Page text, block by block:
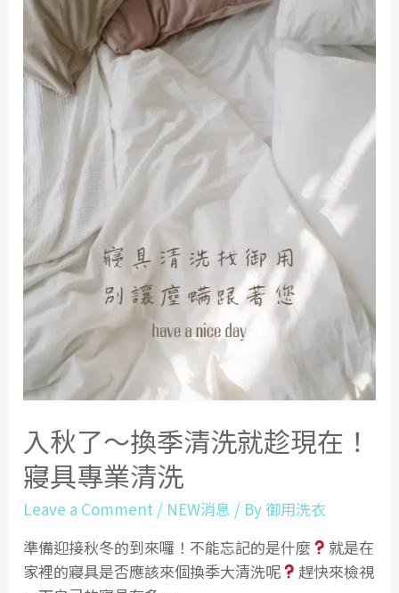
洗
&
水
洗
性
衣
物
洗
滌
收
納
小
撇
步
大
公
開！
入秋了～換季清洗就趁現在！
寢具專業清洗
Leave a Comment / NEW消息 / By御用洗衣
準備迎接秋冬的到來囉！不能忘記的是什麼
就是在
家裡的寢具是否應該來個換季大清洗呢
趕快來檢視